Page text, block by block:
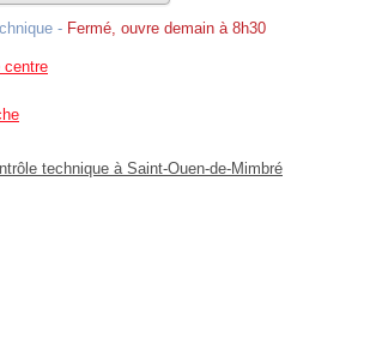
- Fermé, ouvre demain à 8h30
centre
technique à Saint-Ouen-de-Mimbré